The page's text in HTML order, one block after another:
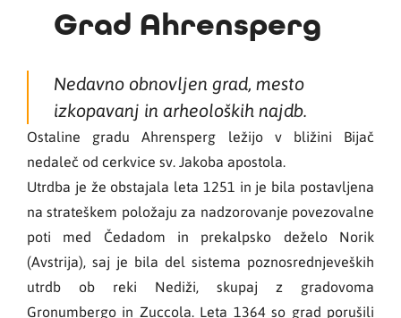
Grad Ahrensperg
Nedavno obnovljen grad, mesto
izkopavanj in arheoloških najdb.
Ostaline gradu Ahrensperg ležijo v bližini Bijač
nedaleč od cerkvice sv. Jakoba apostola.
Utrdba je že obstajala leta 1251 in je bila postavljena
na strateškem položaju za nadzorovanje povezovalne
poti med Čedadom in prekalpsko deželo Norik
(Avstrija), saj je bila del sistema poznosrednjeveških
utrdb ob reki Nediži, skupaj z gradovoma
Gronumbergo in Zuccola. Leta 1364 so grad porušili